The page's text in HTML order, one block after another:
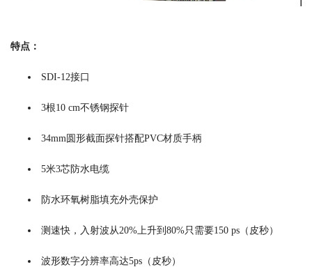
特点：
SDI-12接口
3根10 cm不锈钢探针
34mm圆形截面探针搭配PVC材质手柄
5米3芯防水电缆
防水环氧树脂填充外壳保护
测速快，入射波从20%上升到80%只需要150 ps（皮秒）
波形数字分辨率高达5ps（皮秒）